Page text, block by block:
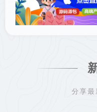
分享最